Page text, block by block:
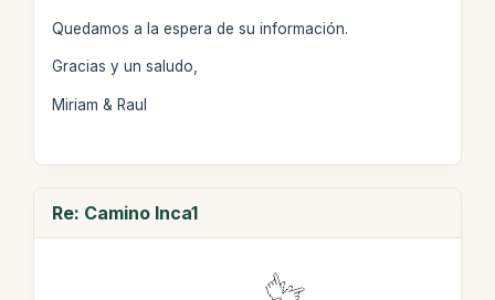
Quedamos a la espera de su información.
Gracias y un saludo,
Miriam & Raul
Re: Camino Inca1